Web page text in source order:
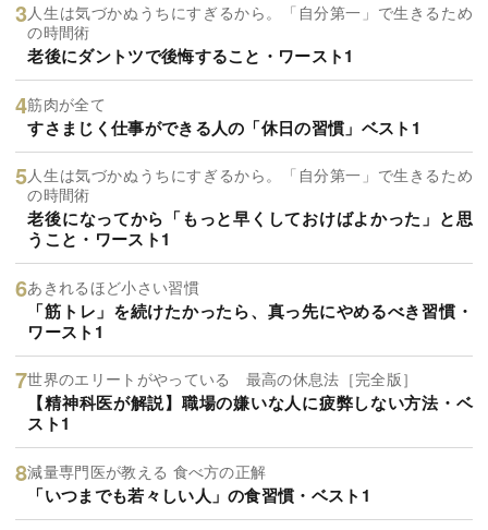
人生は気づかぬうちにすぎるから。「自分第一」で生きるため
の時間術
老後にダントツで後悔すること・ワースト1
筋肉が全て
すさまじく仕事ができる人の「休日の習慣」ベスト1
人生は気づかぬうちにすぎるから。「自分第一」で生きるため
の時間術
老後になってから「もっと早くしておけばよかった」と思
うこと・ワースト1
あきれるほど小さい習慣
「筋トレ」を続けたかったら、真っ先にやめるべき習慣・
ワースト1
世界のエリートがやっている 最高の休息法［完全版］
【精神科医が解説】職場の嫌いな人に疲弊しない方法・ベ
スト1
減量専門医が教える 食べ方の正解
「いつまでも若々しい人」の食習慣・ベスト1